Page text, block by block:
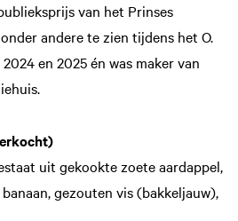
van het Prinses
andere te zien tijdens het O.
en 2025 én was maker van
uit gekookte zoete aardappel,
gezouten vis (bakkeljauw),